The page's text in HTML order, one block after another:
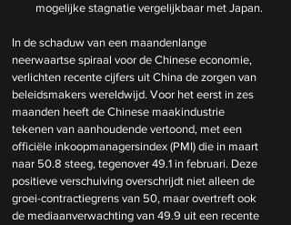
mogelijke stagnatie vergelijkbaar met Japan.
In de schaduw van een maandenlange
neerwaartse spiraal voor de Chinese economie,
verlichten recente cijfers uit China de zorgen van
beleidsmakers wereldwijd. Voor het eerst in zes
maanden heeft de Chinese maakindustrie
tekenen van aanhoudende vertoond, met een
officiële inkoopmanagersindex (PMI) die in maart
naar 50.8 steeg, tegenover 49.1 in februari. Deze
positieve verschuiving overschrijdt niet alleen de
groei-contractiegrens van 50, maar overtreft ook
de mediaanverwachting van 49.9 uit een recente